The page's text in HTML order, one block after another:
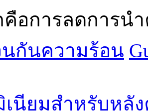
อการลดการนำ
กันความร้อน